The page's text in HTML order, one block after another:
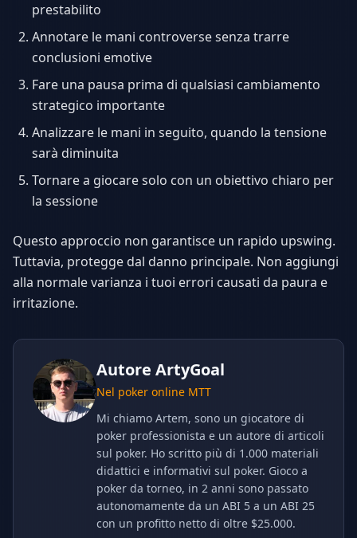
prestabilito
Annotare le mani controverse senza trarre
conclusioni emotive
Fare una pausa prima di qualsiasi cambiamento
strategico importante
Analizzare le mani in seguito, quando la tensione
sarà diminuita
Tornare a giocare solo con un obiettivo chiaro per
la sessione
Questo approccio non garantisce un rapido upswing.
Tuttavia, protegge dal danno principale. Non aggiungi
alla normale varianza i tuoi errori causati da paura e
irritazione.
Autore ArtyGoal
Nel poker online MTT
Mi chiamo Artem, sono un giocatore di
poker professionista e un autore di articoli
sul poker. Ho scritto più di 1.000 materiali
didattici e informativi sul poker. Gioco a
poker da torneo, in 2 anni sono passato
autonomamente da un ABI 5 a un ABI 25
con un profitto netto di oltre $25.000.